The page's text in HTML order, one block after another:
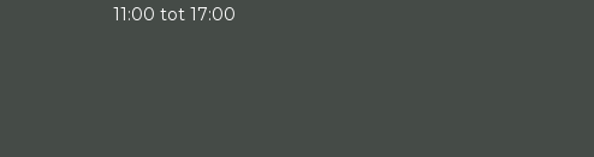
11:00 tot 17:00